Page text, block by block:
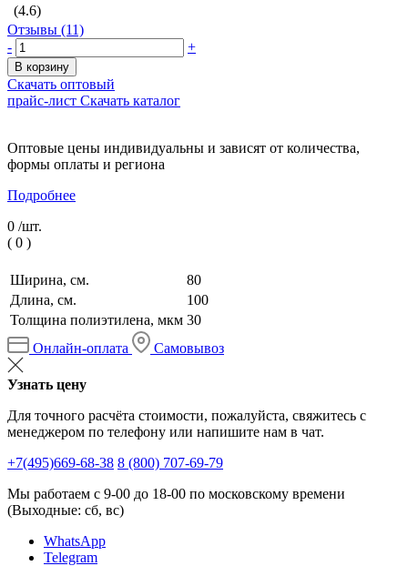
(4.6)
Отзывы (11)
-
+
В корзину
Скачать оптовый
прайс-лист Скачать каталог
Оптовые цены индивидуальны и зависят от количества,
формы оплаты и региона
Подробнее
0 /шт.
( 0 )
Ширина, см.
80
Длина, см.
100
Толщина полиэтилена, мкм 30
Онлайн-оплата
Самовывоз
Узнать цену
Для точного расчёта стоимости, пожалуйста, свяжитесь с
менеджером по телефону или напишите нам в чат.
+7(495)669-68-38 8 (800) 707-69-79
Мы работаем с 9-00 до 18-00 по московскому времени
(Выходные: сб, вс)
WhatsApp
Telegram